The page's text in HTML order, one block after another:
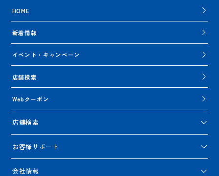
HOME
新着情報
イベント・キャンペーン
店舗検索
Webクーポン
店舗検索
お客様サポート
会社情報